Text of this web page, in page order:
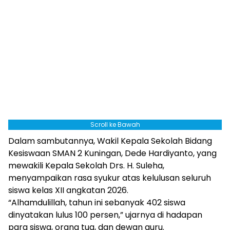
Scroll ke Bawah
Dalam sambutannya, Wakil Kepala Sekolah Bidang
Kesiswaan SMAN 2 Kuningan, Dede Hardiyanto, yang
mewakili Kepala Sekolah Drs. H. Suleha,
menyampaikan rasa syukur atas kelulusan seluruh
siswa kelas XII angkatan 2026.
“Alhamdulillah, tahun ini sebanyak 402 siswa
dinyatakan lulus 100 persen,” ujarnya di hadapan
para siswa, orang tua, dan dewan guru.